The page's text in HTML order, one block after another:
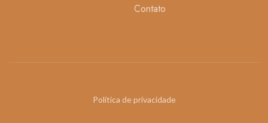
Contato
Política de privacidade